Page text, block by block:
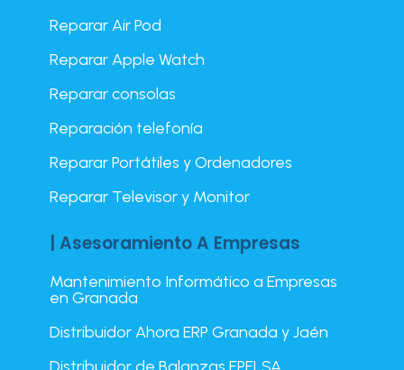
Reparar Air Pod
Reparar Apple Watch
Reparar consolas
Reparación telefonía
Reparar Portátiles y Ordenadores
Reparar Televisor y Monitor
| Asesoramiento A Empresas
Mantenimiento Informático a Empresas
en Granada
Distribuidor Ahora ERP Granada y Jaén